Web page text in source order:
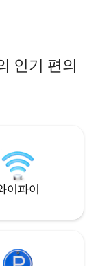
by Wigwam
인기 편의
이파이